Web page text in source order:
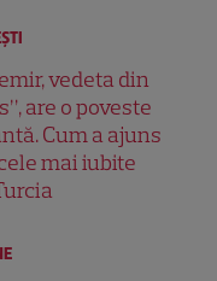
vedeta din
are o poveste
Cum a ajuns
mai iubite